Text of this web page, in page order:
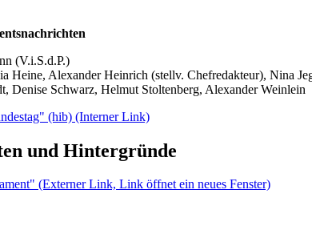
(V.i.S.d.P.)
Heine, Alexander Heinrich (stellv. Chefredakteur), Nina
Denise Schwarz, Helmut Stoltenberg, Alexander Weinlein
(hib) (Interner Link)
und Hintergründe
(Externer Link, Link öffnet ein neues Fenster)